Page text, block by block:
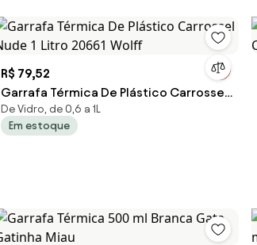
R$ 79,52
Garrafa Térmica De Plástico Carrossel
Nude 1 Litro 20661 Wolff
De Vidro, de 0,6 a 1L
Em estoque